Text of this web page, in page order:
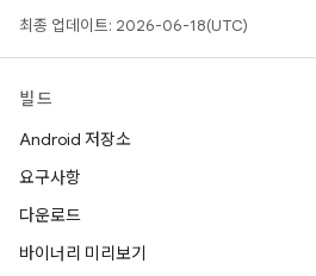
최종 업데이트: 2026-06-18(UTC)
빌드
Android 저장소
요구사항
다운로드
바이너리 미리보기